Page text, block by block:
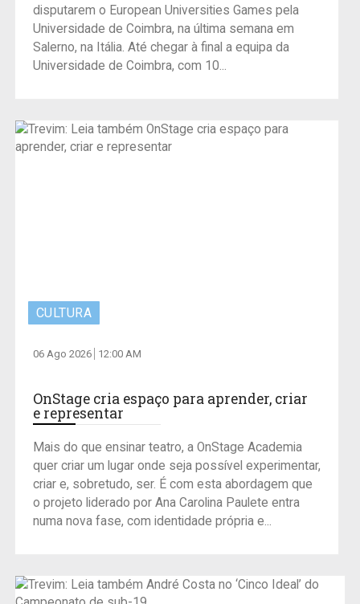
disputarem o European Universities Games pela
Universidade de Coimbra, na última semana em
Salerno, na Itália. Até chegar à final a equipa da
Universidade de Coimbra, com 10...
CULTURA
06 Ago 2026 12:00 AM
OnStage cria espaço para aprender, criar
e representar
Mais do que ensinar teatro, a OnStage Academia
quer criar um lugar onde seja possível experimentar,
criar e, sobretudo, ser. É com esta abordagem que
o projeto liderado por Ana Carolina Paulete entra
numa nova fase, com identidade própria e...